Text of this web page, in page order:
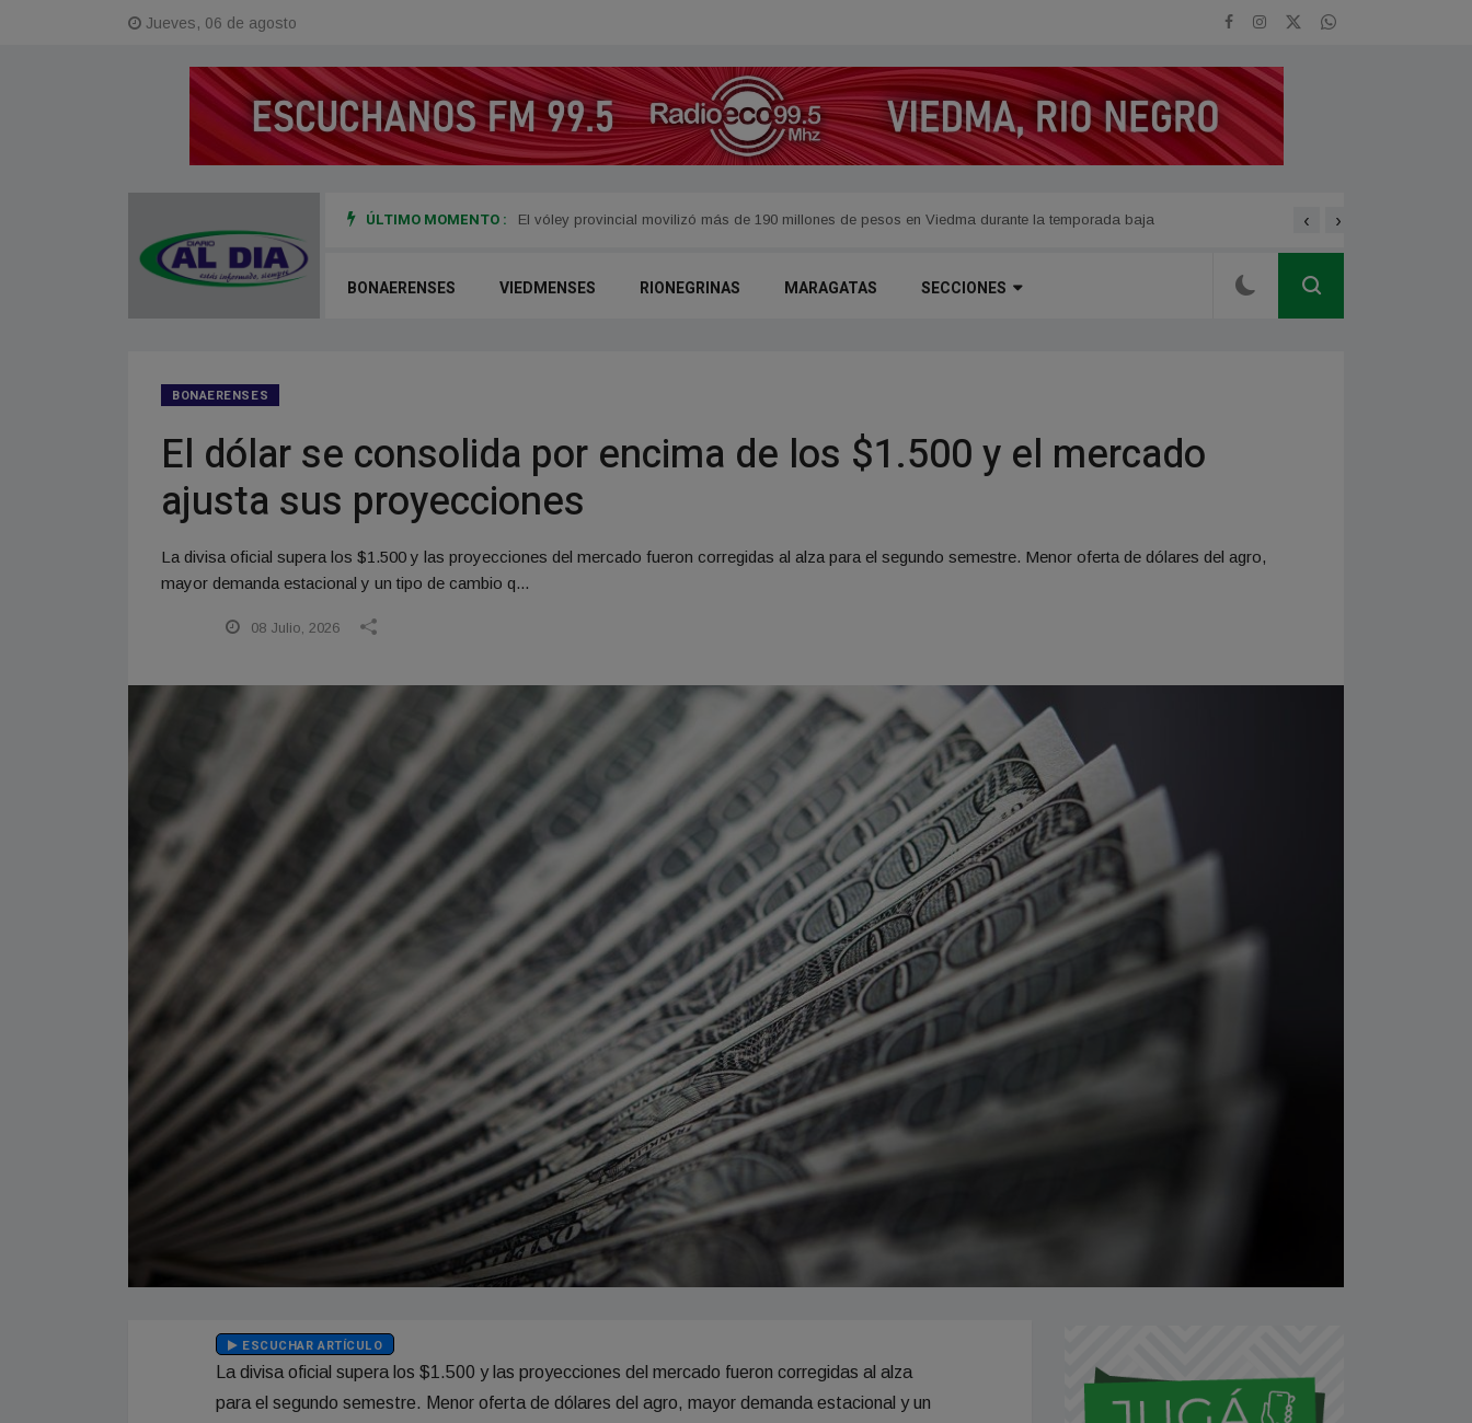
Jueves, 06 de agosto
ÚLTIMO MOMENTO :
de pesos en Viedma durante la temporada baja Convocan a reuniones informativas por el acceso seguro a la electricidad se modifica
‹ ›
BONAERENSES VIEDMENSES RIONEGRINAS MARAGATAS SECCIONES
BONAERENSES
El dólar se consolida por encima de los $1.500 y el mercado
ajusta sus proyecciones
La divisa oficial supera los $1.500 y las proyecciones del mercado fueron corregidas al alza para el segundo semestre. Menor oferta de dólares del agro,
mayor demanda estacional y un tipo de cambio q...
08 Julio, 2026
ESCUCHAR ARTÍCULO
La divisa oficial supera los $1.500 y las proyecciones del mercado fueron corregidas al alza
para el segundo semestre. Menor oferta de dólares del agro, mayor demanda estacional y un